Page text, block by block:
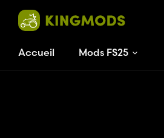
Accueil Mods FS25